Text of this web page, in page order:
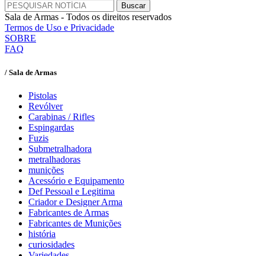
Sala de Armas - Todos os direitos reservados
Termos de Uso e Privacidade
SOBRE
FAQ
/ Sala de Armas
Pistolas
Revólver
Carabinas / Rifles
Espingardas
Fuzis
Submetralhadora
metralhadoras
munições
Acessório e Equipamento
Def Pessoal e Legitima
Criador e Designer Arma
Fabricantes de Armas
Fabricantes de Munições
história
curiosidades